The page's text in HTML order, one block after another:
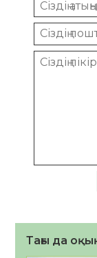
Тағы да